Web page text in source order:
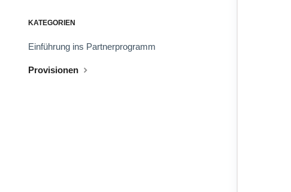
KATEGORIEN
Einführung ins Partnerprogramm
Provisionen